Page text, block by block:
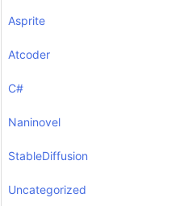
Asprite
Atcoder
C#
Naninovel
StableDiffusion
Uncategorized